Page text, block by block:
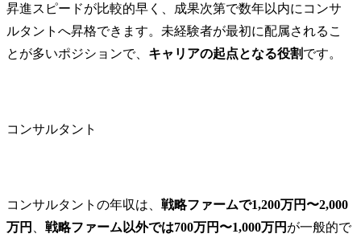
昇進スピードが比較的早く、成果次第で数年以内にコンサ
ルタントへ昇格できます。未経験者が最初に配属されるこ
とが多いポジションで、 キャリアの起点となる役割です。
コンサルタント
コンサルタントの年収は、 戦略ファームで1,200万円〜2,000
万円
戦略ファーム以外では700万円〜1,000万円 が一般的で